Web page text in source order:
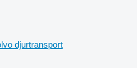
djurtransport